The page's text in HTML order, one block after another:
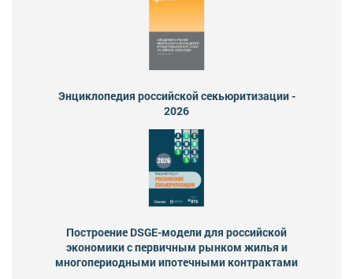
Энциклопедия российской секьюритизации -
2026
Построение DSGE-модели для российской
экономики с первичным рынком жилья и
многопериодными ипотечными контрактами